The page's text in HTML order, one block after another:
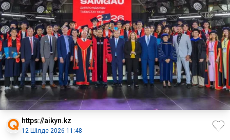
https://aikyn.kz
12 Шілде 2026 11:48